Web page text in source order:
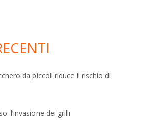
da piccoli riduce il rischio di
l’invasione dei grilli